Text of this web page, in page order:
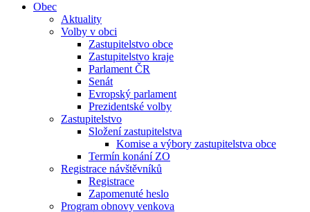
Obec
Aktuality
Volby v obci
Zastupitelstvo obce
Zastupitelstvo kraje
Parlament ČR
Senát
Evropský parlament
Prezidentské volby
Zastupitelstvo
Složení zastupitelstva
Komise a výbory zastupitelstva obce
Termín konání ZO
Registrace návštěvníků
Registrace
Zapomenuté heslo
Program obnovy venkova